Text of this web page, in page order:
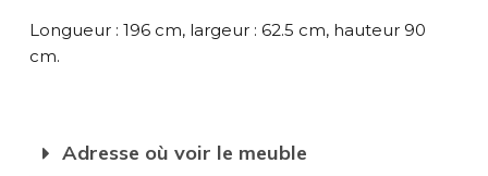
Longueur : 196 cm, largeur : 62.5 cm, hauteur 90
cm.
Adresse où voir le meuble